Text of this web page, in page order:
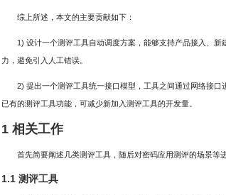
综上所述，本文的主要贡献如下：
1) 设计一个测评工具自动调度方案，能够支持产品接入、
力，避免引入人工错误。
2) 提出一个测评工具统一接口模型，工具之间通过网络接
已有的测评工具功能，可减少新加入测评工具的开发量。
1 相关工作
首先简要阐述几类测评工具，随后对密码应用测评的场景等进
1.1 测评工具